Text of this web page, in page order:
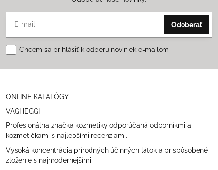
Odoberať
Chcem sa prihlásiť k odberu noviniek e-mailom
ONLINE KATALÓGY
VAGHEGGI
Profesionálna značka kozmetiky odporúčaná odborníkmi a
kozmetičkami s najlepšími recenziami.
Vysoká koncentrácia prírodných účinných látok a prispôsobené
zloženie s najmodernejšími